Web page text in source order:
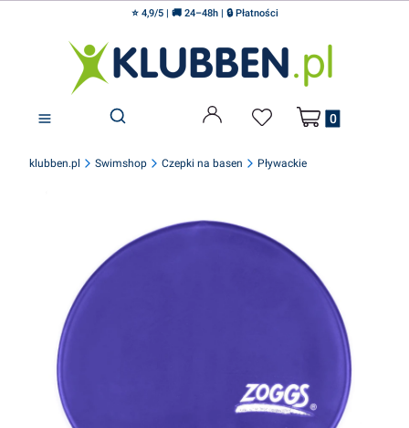
⭐ 4,9/5 | 🚚 24–48h | 🔒 Płatności
Otwórz wyszukiwarkę
Produkty w
klubben.pl Swimshop Czepki na basen Pływackie